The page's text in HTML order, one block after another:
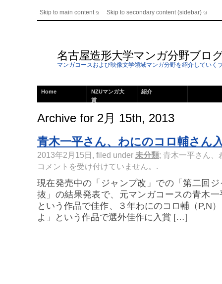
Skip to main content Skip to secondary content (sidebar)
名古屋造形大学マンガ分野ブロ
マンガコースおよび映像文学領域マンガ分野を紹介していく
Home
NZUマンガ大
賞
紹介
Archive for 2月 15th, 2013
青木一平さん、わにのコロ輔さん
2013年2月15日, filed under 未分類; 青木一平さん、
コメントを受け付けていません。 .
現在発売中の「ジャンプ改」での「第二回
抜」の結果発表で、元マンガコースの青木
という作品で佳作、３年わにのコロ輔（P,N
よ」という作品で選外佳作に入賞 […]